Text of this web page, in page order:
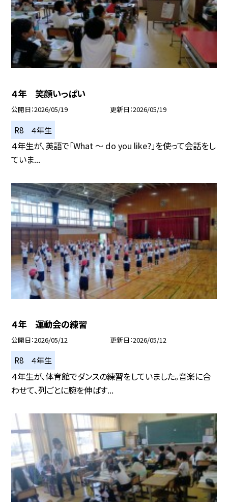
４年 笑顔いっぱい
公開日 2026/05/19 更新日 2026/05/19
R8 ４年生
４年生が、英語で「What ～ do you like?」を使って会話をし
ていま...
４年 運動会の練習
公開日 2026/05/12 更新日 2026/05/12
R8 ４年生
４年生が、体育館でダンスの練習をしていました。音楽に合
わせて、列ごとに腕を伸ばす...